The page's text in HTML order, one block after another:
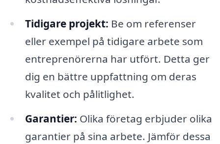
Tidigare projekt: Be om referenser
eller exempel på tidigare arbete som
entreprenörerna har utfört. Detta ger
dig en bättre uppfattning om deras
kvalitet och pålitlighet.
Garantier: Olika företag erbjuder olika
garantier på sina arbete. Jämför dessa